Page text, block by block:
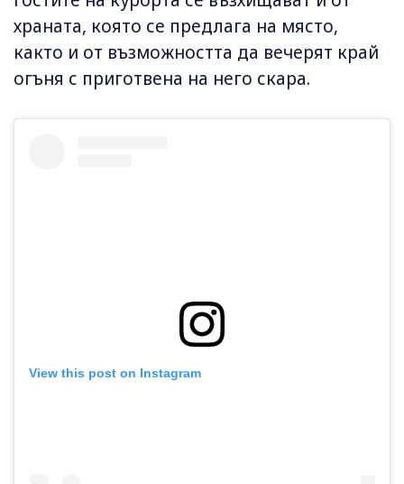
храната, която се предлага на място,
както и от възможността да вечерят край
огъня с приготвена на него скара.
View this post on Instagram